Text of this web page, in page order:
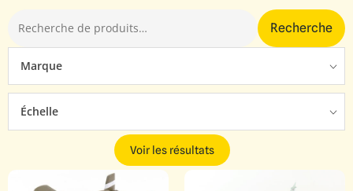
Recherche
Marque
Échelle
Voir les résultats